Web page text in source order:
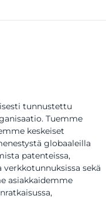
tunnustettu
Tuemme
keskeiset
globaaleilla
patenteissa,
sekä
asiakkaidemme